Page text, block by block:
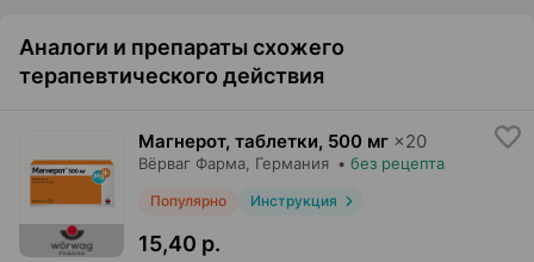
Аналоги и препараты схожего
терапевтического действия
Магнерот, таблетки, 500 мг ×20
Вёрваг Фарма , Германия • без рецепта
Популярно Инструкция
15,40 р.